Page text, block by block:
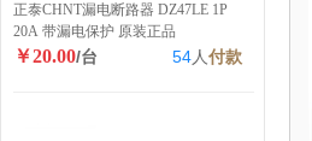
正泰CHNT漏电断路器 DZ47LE 1P
20A 带漏电保护 原装正品
￥20.00/台 54人付款